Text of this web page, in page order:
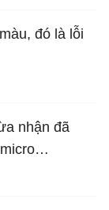
đó là lỗi
nhận đã